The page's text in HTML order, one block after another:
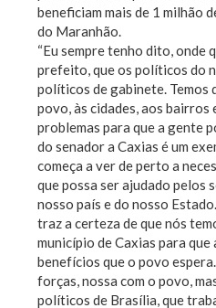
beneficiam mais de 1 milhão
do Maranhão.
“Eu sempre tenho dito, onde
prefeito, que os políticos do
políticos de gabinete. Temos
povo, às cidades, aos bairros
problemas para que a gente
do senador a Caxias é um
começa a ver de perto a
que possa ser ajudado pelos
nosso país e do nosso
traz a certeza de que nós
município de Caxias para que
benefícios que o povo
forças, nossa com o povo,
políticos de Brasília, que